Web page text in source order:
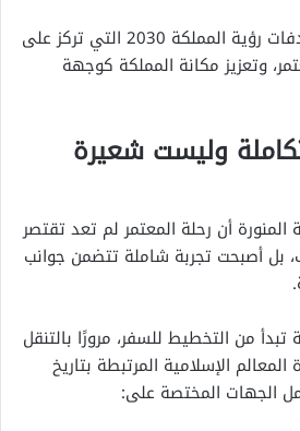
يتماشى ذلك مع مستهدفات رؤية المملكة 2030 التي تركز على
وتعزيز مكانة المملكة كوجهة
وليست شعيرة
أن رحلة المعتمر لم تعد تقتصر
بل أصبحت تجربة شاملة تتضمن جوانب
من التخطيط للسفر، مرورًا بالتنقل
المعالم الإسلامية المرتبطة بتاريخ
الجهات المختصة على: